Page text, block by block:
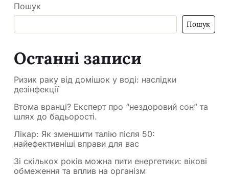
Пошук
Пошук
Останні записи
Ризик раку від домішок у воді: наслідки
дезінфекції
Втома вранці? Експерт про “нездоровий сон” та
шлях до бадьорості.
Лікар: Як зменшити талію після 50:
найефективніші вправи для вас
Зі скількох років можна пити енергетики: вікові
обмеження та вплив на організм